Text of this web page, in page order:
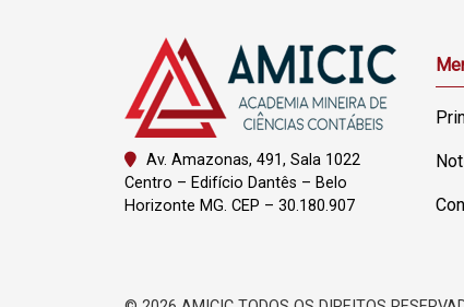
Av. Amazonas, 491, Sala 1022
Centro – Edifício Dantês – Belo
Horizonte MG. CEP – 30.180.907